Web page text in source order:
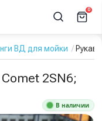
0
ВД для мойки Рукав
2SN6;
В наличии